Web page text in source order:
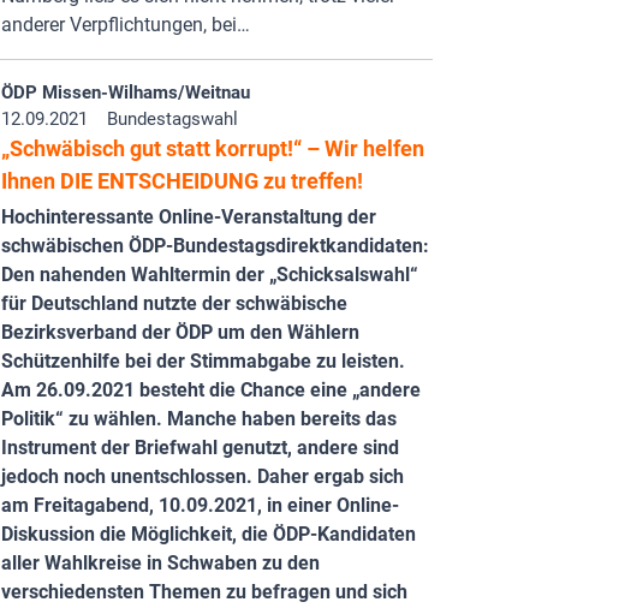
anderer Verpflichtungen, bei…
ÖDP Missen-Wilhams/Weitnau
12.09.2021
Bundestagswahl
„Schwäbisch gut statt korrupt!“ – Wir helfen
Ihnen DIE ENTSCHEIDUNG zu treffen!
Hochinteressante Online-Veranstaltung der
schwäbischen ÖDP-Bundestagsdirektkandidaten:
Den nahenden Wahltermin der „Schicksalswahl“
für Deutschland nutzte der schwäbische
Bezirksverband der ÖDP um den Wählern
Schützenhilfe bei der Stimmabgabe zu leisten.
Am 26.09.2021 besteht die Chance eine „andere
Politik“ zu wählen. Manche haben bereits das
Instrument der Briefwahl genutzt, andere sind
jedoch noch unentschlossen. Daher ergab sich
am Freitagabend, 10.09.2021, in einer Online-
Diskussion die Möglichkeit, die ÖDP-Kandidaten
aller Wahlkreise in Schwaben zu den
verschiedensten Themen zu befragen und sich